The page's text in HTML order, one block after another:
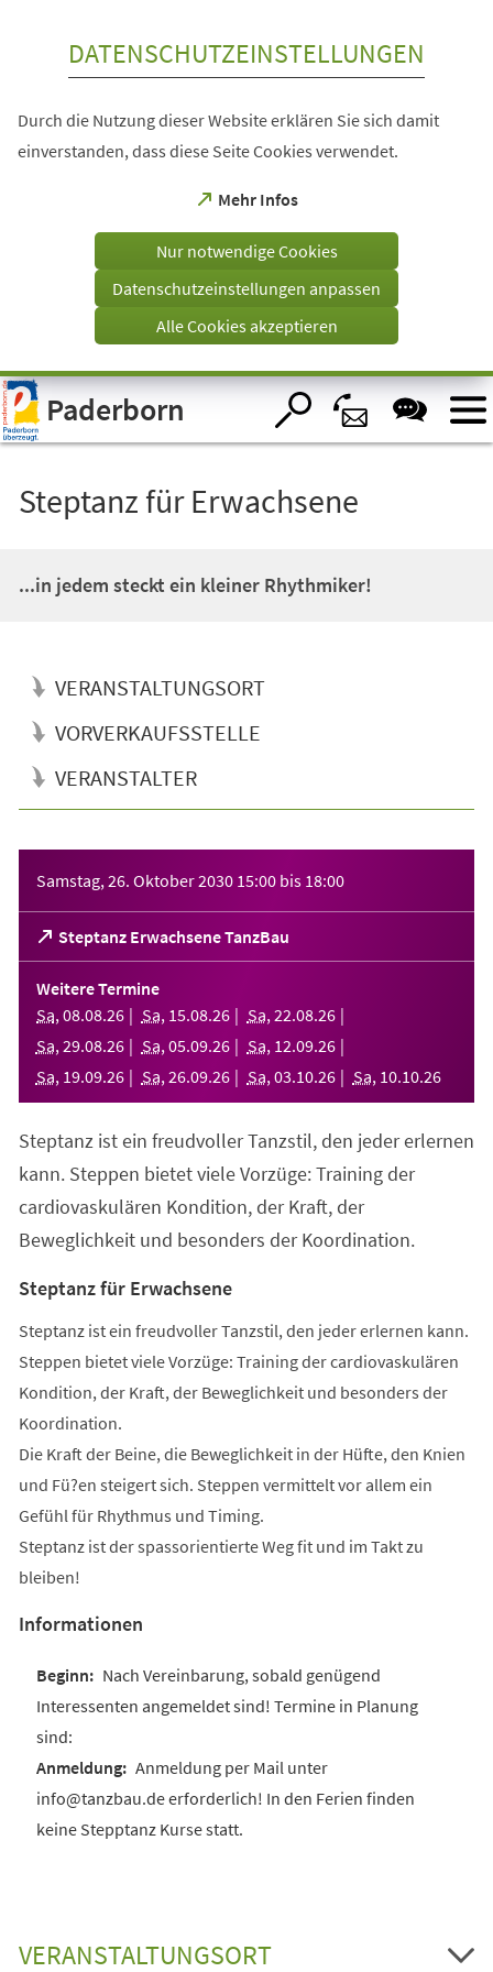
Visuelle
Assistenzsoftware
öffnen.
DATENSCHUTZEINSTELLUNGEN
Durch die Nutzung dieser Website erklären Sie sich damit
einverstanden, dass diese Seite Cookies verwendet.
Mehr Infos
(Öffnet
einem
Tab)
Nur notwendige Cookies
Datenschutzeinstellungen anpassen
Alle Cookies akzeptieren
Paderborn
Steptanz für Erwachsene
...in jedem steckt ein kleiner Rhythmiker!
VERANSTALTUNGSORT
VORVERKAUFSSTELLE
VERANSTALTER
Samstag, 26. Oktober 2030 15:00 bis 18:00
Steptanz Erwachsene TanzBau
(Öffnet
in
einem
neuen
Tab)
Weitere Termine
Sa, 08.08.26 Sa, 15.08.26 Sa, 22.08.26
Sa, 29.08.26 Sa, 05.09.26 Sa, 12.09.26
Sa, 19.09.26 Sa, 26.09.26 Sa, 03.10.26 Sa, 10.10.26
Steptanz ist ein freudvoller Tanzstil, den jeder erlernen
kann. Steppen bietet viele Vorzüge: Training der
cardiovaskulären Kondition, der Kraft, der
Beweglichkeit und besonders der Koordination.
Steptanz für Erwachsene
Steptanz ist ein freudvoller Tanzstil, den jeder erlernen kann.
Steppen bietet viele Vorzüge: Training der cardiovaskulären
Kondition, der Kraft, der Beweglichkeit und besonders der
Koordination.
Die Kraft der Beine, die Beweglichkeit in der Hüfte, den Knien
und Fü?en steigert sich. Steppen vermittelt vor allem ein
Gefühl für Rhythmus und Timing.
Steptanz ist der spassorientierte Weg fit und im Takt zu
bleiben!
Informationen
Nach Vereinbarung, sobald genügend
Interessenten angemeldet sind! Termine in Planung
sind:
Anmeldung per Mail unter
info@tanzbau.de erforderlich! In den Ferien finden
keine Stepptanz Kurse statt.
VERANSTALTUNGSORT